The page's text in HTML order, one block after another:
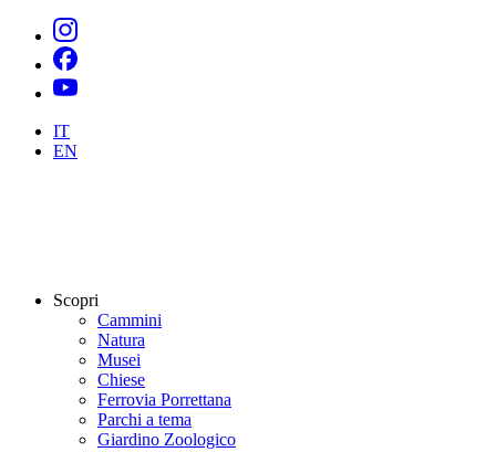
IT
EN
Scopri
Cammini
Natura
Musei
Chiese
Ferrovia Porrettana
Parchi a tema
Giardino Zoologico